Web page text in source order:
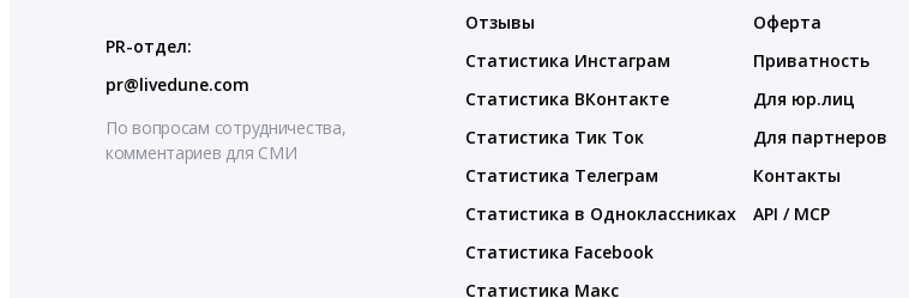
PR-отдел:
pr@livedune.com
По вопросам сотрудничества,
комментариев для СМИ
Отзывы
Статистика Инстаграм
Статистика ВКонтакте
Статистика Тик Ток
Статистика Телеграм
Статистика в Одноклассниках
Статистика Facebook
Статистика Макс
Оферта
Приватность
Для юр.лиц
Для партнеров
Контакты
API / MCP